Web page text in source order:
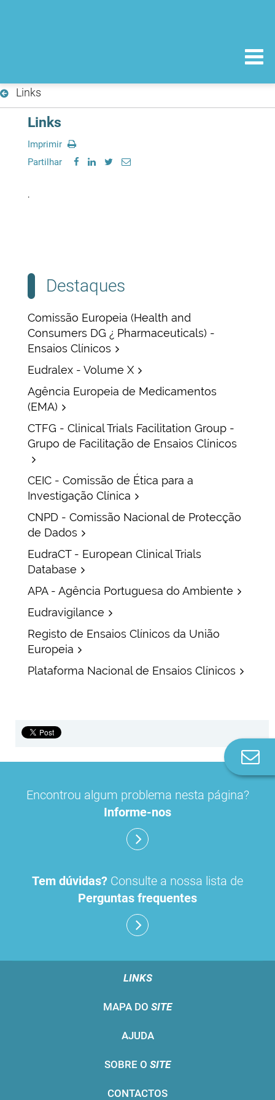
Links
Links
Imprimir
Partilhar
.
Destaques
Comissão Europeia (Health and
Consumers DG ¿ Pharmaceuticals) -
Ensaios Clínicos
Eudralex - Volume X
Agência Europeia de Medicamentos
(EMA)
CTFG - Clinical Trials Facilitation Group -
Grupo de Facilitação de Ensaios Clínicos
CEIC - Comissão de Ética para a
Investigação Clínica
CNPD - Comissão Nacional de Protecção
de Dados
EudraCT - European Clinical Trials
Database
APA - Agência Portuguesa do Ambiente
Eudravigilance
Registo de Ensaios Clínicos da União
Europeia
Plataforma Nacional de Ensaios Clínicos
Encontrou algum problema nesta página?
Informe-nos
Tem dúvidas? Consulte a nossa lista de
Perguntas frequentes
LINKS
MAPA DO SITE
AJUDA
SOBRE O SITE
CONTACTOS